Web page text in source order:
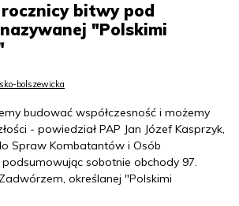
bitwy pod
"Polskimi
bolszewicka
budować współczesność i możemy
- powiedział PAP Jan Józef Kasprzyk,
Spraw Kombatantów i Osób
sobotnie obchody 97.
określanej "Polskimi